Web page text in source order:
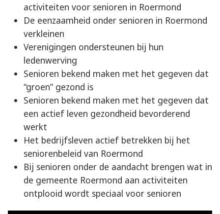
activiteiten voor senioren in Roermond
De eenzaamheid onder senioren in Roermond
verkleinen
Verenigingen ondersteunen bij hun
ledenwerving
Senioren bekend maken met het gegeven dat
“groen” gezond is
Senioren bekend maken met het gegeven dat
een actief leven gezondheid bevorderend
werkt
Het bedrijfsleven actief betrekken bij het
seniorenbeleid van Roermond
Bij senioren onder de aandacht brengen wat in
de gemeente Roermond aan activiteiten
ontplooid wordt speciaal voor senioren